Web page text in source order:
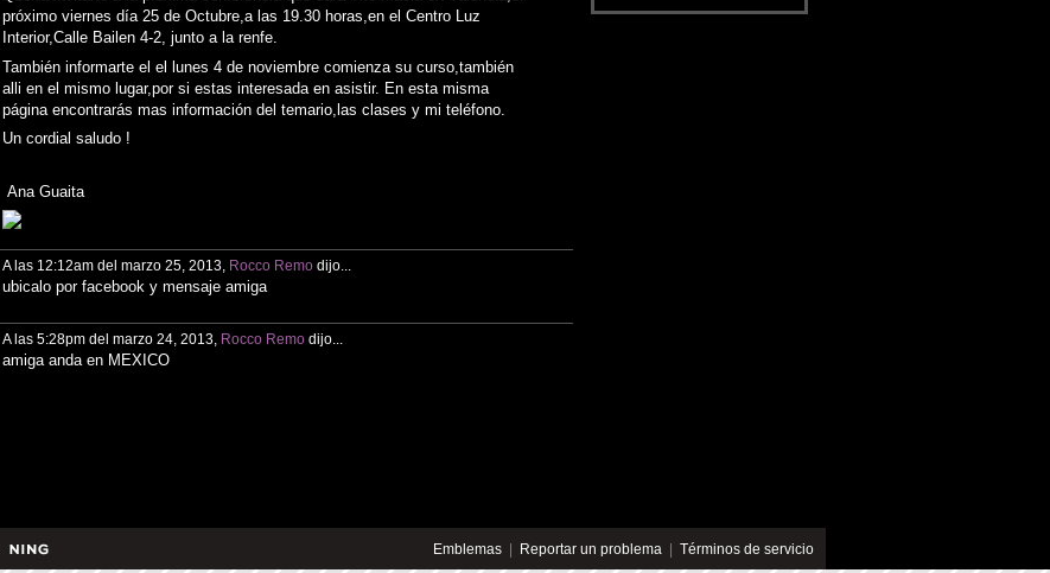
próximo viernes día 25 de Octubre,a las 19.30 horas,en el Centro Luz
Interior,Calle Bailen 4-2, junto a la renfe.
También informarte el el lunes 4 de noviembre comienza su curso,también
alli en el mismo lugar,por si estas interesada en asistir. En esta misma
página encontrarás mas información del temario,las clases y mi teléfono.
Un cordial saludo !
Ana Guaita
A las 12:12am del marzo 25, 2013, Rocco Remodijo...
ubicalo por facebook y mensaje amiga
A las 5:28pm del marzo 24, 2013, Rocco Remodijo...
amiga anda en MEXICO
Emblemas| Reportar un problema | Términos de servicio